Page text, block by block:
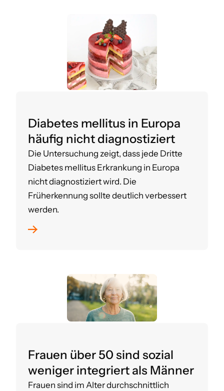
Diabetes mellitus in Europa
häufig nicht diagnostiziert
Die Untersuchung zeigt, dass jede Dritte
Diabetes mellitus Erkrankung in Europa
nicht diagnostiziert wird. Die
Früherkennung sollte deutlich verbessert
werden.
Frauen über 50 sind sozial
weniger integriert als Männer
Frauen sind im Alter durchschnittlich